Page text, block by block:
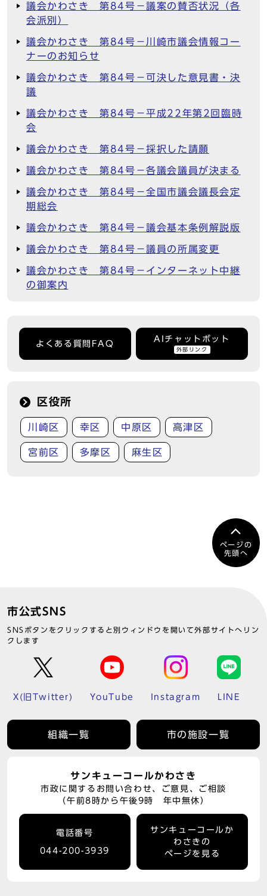
議会かわさき 第84号－議案の賛否状況（各
会派別）
議会かわさき 第84号－川崎市議会情報コー
ナーのお知らせ
議会かわさき 第84号－可決した意見書・決
議
議会かわさき 第84号－平成22年第2回臨時
会
議会かわさき 第84号－採択した請願
議会かわさき 第84号－各議会議員が決まる
議会かわさき 第84号－全国市議会議長会定
期総会
議会かわさき 第84号－議会基本条例解説版
議会かわさき 第84号－議員の所属変更
議会かわさき 第84号－インターネット中継
の御案内
よくある質問FAQ
AIチャットボット
外部リンク
区役所
川崎区 幸区 中原区 高津区
宮前区 多摩区 麻生区
ページの
先頭へ
市公式SNS
SNSボタンをクリックすると別ウィンドウを開いて外部サイトへリン
クします
X(旧Twitter) YouTube Instagram LINE
組織一覧 市の施設一覧
サンキューコールかわさき
市政に関するお問い合わせ、ご意見、ご相談
（午前8時から午後9時 年中無休）
電話番号
044-200-3939
サンキューコールか
わさきの
ページを見る